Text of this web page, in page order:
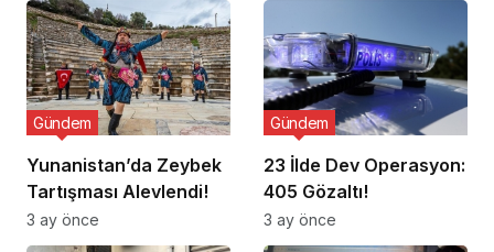
Yunanistan’da Zeybek
Tartışması Alevlendi!
Gündem
3 ay önce
23 İlde Dev Operasyon:
405 Gözaltı!
Gündem
3 ay önce